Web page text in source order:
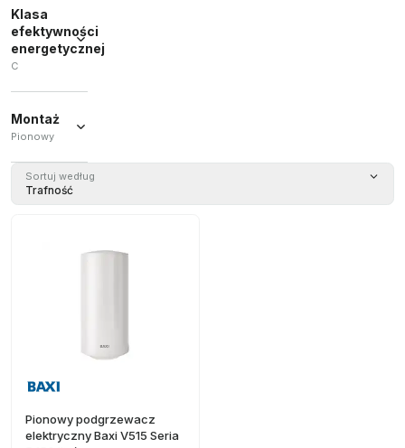
Klasa
efektywności
energetycznej
C
Montaż
Pionowy
(1 )
Sortuj według
Trafność
Pionowy podgrzewacz
elektryczny Baxi V515 Seria